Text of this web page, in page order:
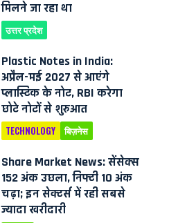
मिलने जा रहा था
उत्तर प्रदेश
Plastic Notes in India:
अप्रैल-मई 2027 से आएंगे
प्लास्टिक के नोट, RBI करेगा
छोटे नोटों से शुरुआत
TECHNOLOGY बिज़नेस
Share Market News: सेंसेक्स
152 अंक उछला, निफ्टी 10 अंक
चढ़ा; इन सेक्टर्स में रही सबसे
ज्यादा खरीदारी